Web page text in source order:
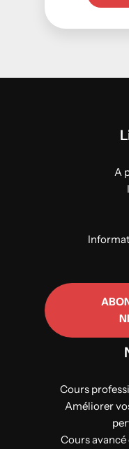
A
Cours
Améliorer
Cours